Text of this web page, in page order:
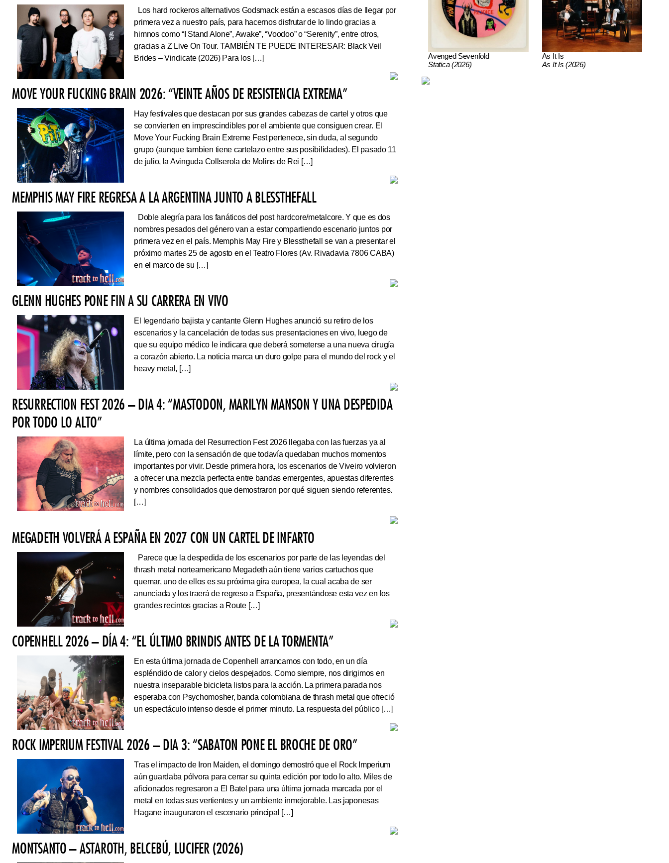
Los hard rockeros alternativos Godsmack están a escasos días de llegar por
primera vez a nuestro país, para hacernos disfrutar de lo lindo gracias a
himnos como “I Stand Alone”, Awake”, “Voodoo” o “Serenity”, entre otros,
gracias a Z Live On Tour. TAMBIÉN TE PUEDE INTERESAR: Black Veil
Brides – Vindicate (2026) Para los […]
MOVE YOUR FUCKING BRAIN 2026: “VEINTE AÑOS DE RESISTENCIA EXTREMA”
Hay festivales que destacan por sus grandes cabezas de cartel y otros que
se convierten en imprescindibles por el ambiente que consiguen crear. El
Move Your Fucking Brain Extreme Fest pertenece, sin duda, al segundo
grupo (aunque tambien tiene cartelazo entre sus posibilidades). El pasado 11
de julio, la Avinguda Collserola de Molins de Rei […]
MEMPHIS MAY FIRE REGRESA A LA ARGENTINA JUNTO A BLESSTHEFALL
Doble alegría para los fanáticos del post hardcore/metalcore. Y que es dos
nombres pesados del género van a estar compartiendo escenario juntos por
primera vez en el país. Memphis May Fire y Blessthefall se van a presentar el
próximo martes 25 de agosto en el Teatro Flores (Av. Rivadavia 7806 CABA)
en el marco de su […]
GLENN HUGHES PONE FIN A SU CARRERA EN VIVO
El legendario bajista y cantante Glenn Hughes anunció su retiro de los
escenarios y la cancelación de todas sus presentaciones en vivo, luego de
que su equipo médico le indicara que deberá someterse a una nueva cirugía
a corazón abierto. La noticia marca un duro golpe para el mundo del rock y el
heavy metal, […]
RESURRECTION FEST 2026 – DIA 4: “MASTODON, MARILYN MANSON Y UNA DESPEDIDA
POR TODO LO ALTO”
La última jornada del Resurrection Fest 2026 llegaba con las fuerzas ya al
límite, pero con la sensación de que todavía quedaban muchos momentos
importantes por vivir. Desde primera hora, los escenarios de Viveiro volvieron
a ofrecer una mezcla perfecta entre bandas emergentes, apuestas diferentes
y nombres consolidados que demostraron por qué siguen siendo referentes.
[…]
MEGADETH VOLVERÁ A ESPAÑA EN 2027 CON UN CARTEL DE INFARTO
Parece que la despedida de los escenarios por parte de las leyendas del
thrash metal norteamericano Megadeth aún tiene varios cartuchos que
quemar, uno de ellos es su próxima gira europea, la cual acaba de ser
anunciada y los traerá de regreso a España, presentándose esta vez en los
grandes recintos gracias a Route […]
COPENHELL 2026 – DÍA 4: “EL ÚLTIMO BRINDIS ANTES DE LA TORMENTA”
En esta última jornada de Copenhell arrancamos con todo, en un día
espléndido de calor y cielos despejados. Como siempre, nos dirigimos en
nuestra inseparable bicicleta listos para la acción. La primera parada nos
esperaba con Psychomosher, banda colombiana de thrash metal que ofreció
un espectáculo intenso desde el primer minuto. La respuesta del público […]
ROCK IMPERIUM FESTIVAL 2026 – DIA 3: “SABATON PONE EL BROCHE DE ORO”
Tras el impacto de Iron Maiden, el domingo demostró que el Rock Imperium
aún guardaba pólvora para cerrar su quinta edición por todo lo alto. Miles de
aficionados regresaron a El Batel para una última jornada marcada por el
metal en todas sus vertientes y un ambiente inmejorable. Las japonesas
Hagane inauguraron el escenario principal […]
MONTSANTO – ASTAROTH, BELCEBÚ, LUCIFER (2026)
Avenged Sevenfold
Statica (2026)
As It Is
As It Is (2026)